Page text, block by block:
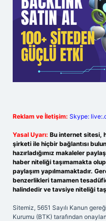
Reklam ve İletişim: Skype:
Yasal Uyarı: Bu internet sitesi,
şirketi ile hiçbir bağlantısı
hazırladığımız makaleler
haber niteliği taşımamakta
paylaşım yapılmamaktadır.
benzerlikleri tamamen
halindedir ve tavsiye niteliği
Sitemiz, 5651 Sayılı Kanun
Kurumu (BTK) tarafından